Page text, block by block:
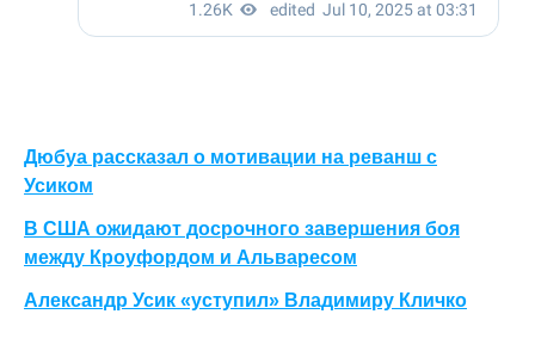
Дюбуа рассказал о мотивации на реванш с
Усиком
В США ожидают досрочного завершения боя
между Кроуфордом и Альваресом
Александр Усик «уступил» Владимиру Кличко